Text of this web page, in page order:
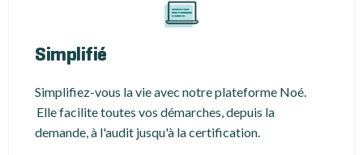
Simplifié
Simplifiez-vous la vie avec notre plateforme Noé.
Elle facilite toutes vos démarches, depuis la
demande, à l'audit jusqu'à la certification.